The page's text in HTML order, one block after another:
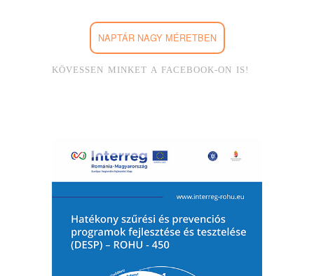
NAPTÁR NAGY MÉRETBEN
KÖVESSEN MINKET A FACEBOOK-ON IS!